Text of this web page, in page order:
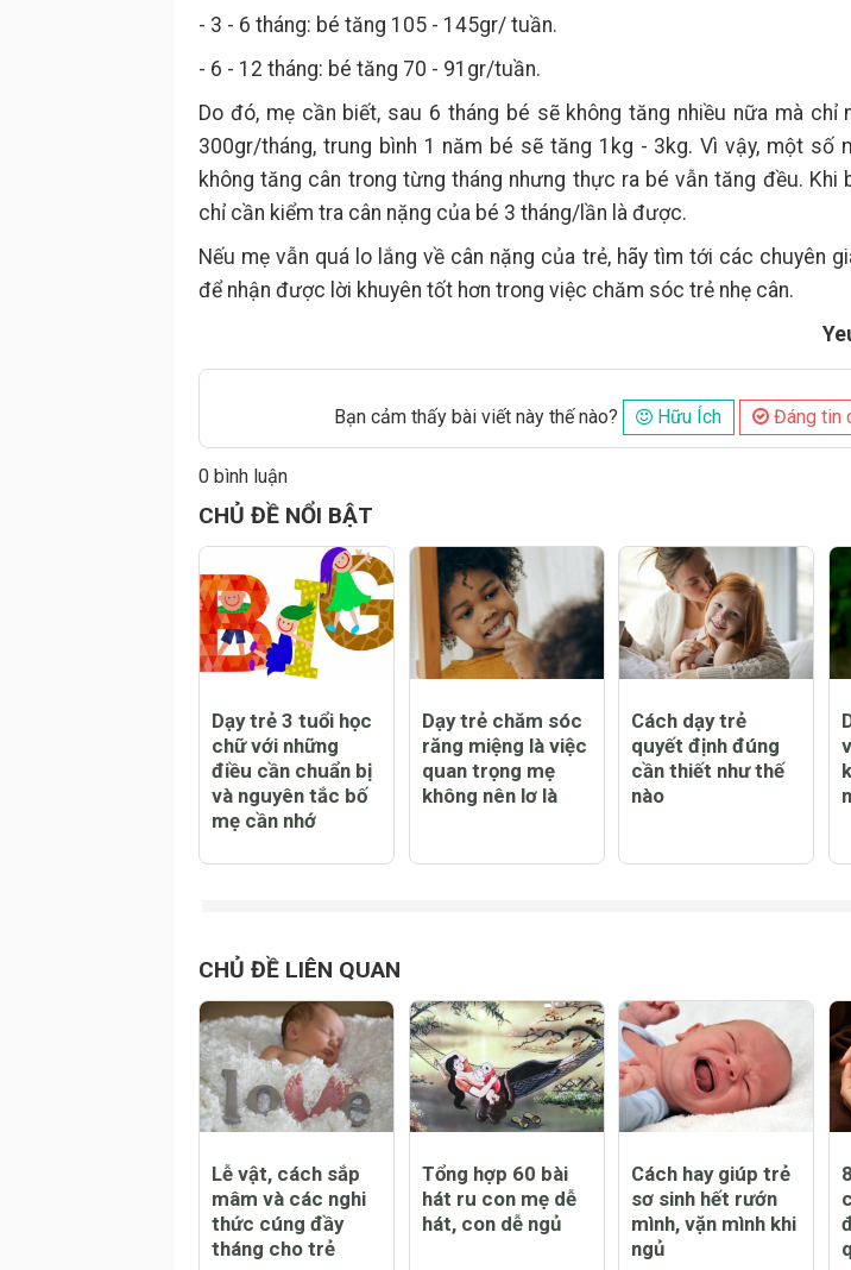
- 3 - 6 tháng: bé tăng 105 - 145gr/ tuần.
- 6 - 12 tháng: bé tăng 70 - 91gr/tuần.
Do đó, mẹ cần biết, sau 6 tháng bé sẽ không tăng nhiều nữa mà chỉ
300gr/tháng, trung bình 1 năm bé sẽ tăng 1kg - 3kg. Vì vậy, một số
không tăng cân trong từng tháng nhưng thực ra bé vẫn tăng đều. Khi
chỉ cần kiểm tra cân nặng của bé 3 tháng/lần là được.
Nếu mẹ vẫn quá lo lắng về cân nặng của trẻ, hãy tìm tới các chuyên
để nhận được lời khuyên tốt hơn trong việc chăm sóc trẻ nhẹ cân.
Bạn cảm thấy bài viết này thế nào? Hữu Ích Đáng tin
0 bình luận
Đăng
CHỦ ĐỀ NỔI BẬT
Dạy trẻ 3 tuổi học
điều cần chuẩn bị
quan trọng mẹ
cần thiết như thế
CHỦ ĐỀ LIÊN QUAN